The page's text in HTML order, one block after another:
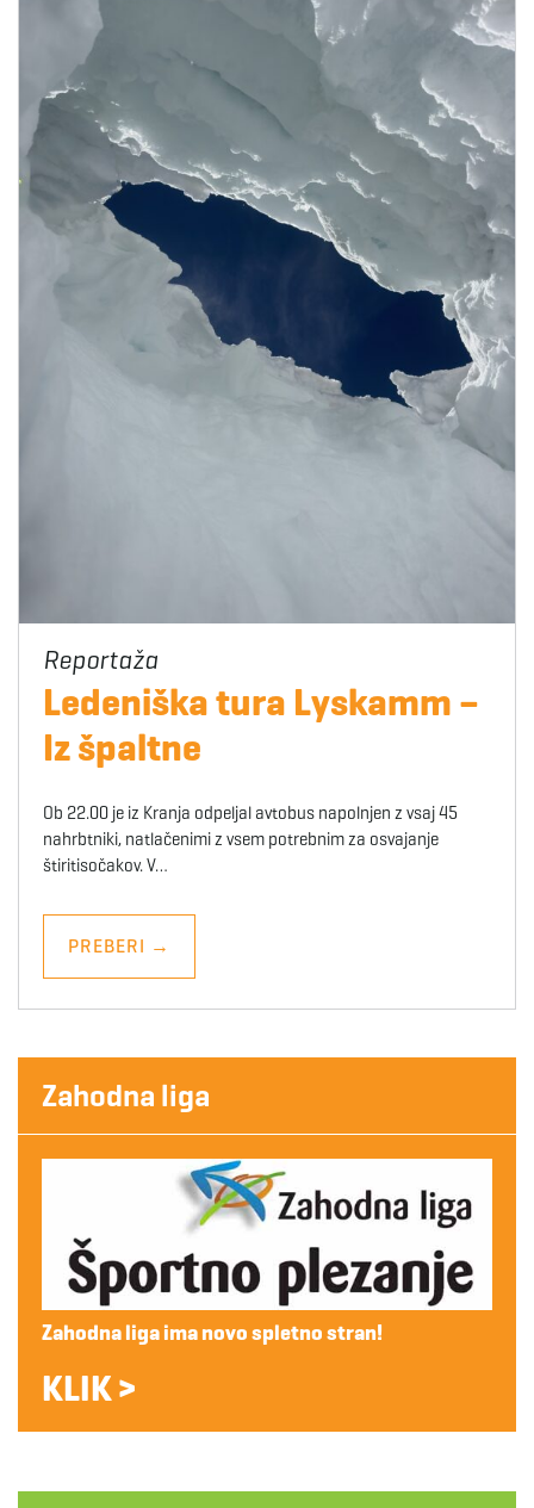
Ledeniška tura Lyskamm –
Iz špaltne
Ob 22.00 je iz Kranja odpeljal avtobus napolnjen z vsaj 45
nahrbtniki, natlačenimi z vsem potrebnim za osvajanje
štiritisočakov. V…
PREBERI →
Zahodna liga
Zahodna liga ima novo spletno stran!
KLIK >